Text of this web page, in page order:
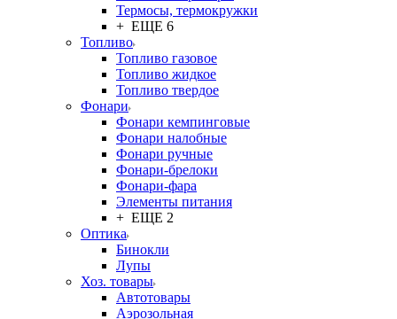
Термосы, термокружки
+ ЕЩЕ 6
Топливо
Топливо газовое
Топливо жидкое
Топливо твердое
Фонари
Фонари кемпинговые
Фонари налобные
Фонари ручные
Фонари-брелоки
Фонари-фара
Элементы питания
+ ЕЩЕ 2
Оптика
Бинокли
Лупы
Хоз. товары
Автотовары
Аэрозольная